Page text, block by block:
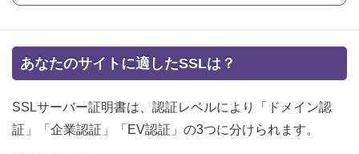
あなたのサイトに適したSSLは？
SSLサーバー証明書は、認証レベルにより「ドメイン認
証」「企業認証」「EV認証」の3つに分けられます。